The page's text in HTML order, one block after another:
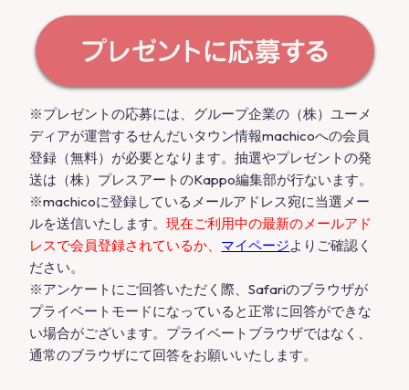
※プレゼントの応募には、グループ企業の（株）ユーメ
ディアが運営するせんだいタウン情報machicoへの会員
登録（無料）が必要となります。抽選やプレゼントの発
送は（株）プレスアートのKappo編集部が行ないます。
※machicoに登録しているメールアドレス宛に当選メー
ルを送信いたします。現在ご利用中の最新のメールアド
レスで会員登録されているか、 マイページよりご確認く
ださい。
※アンケートにご回答いただく際、Safariのブラウザが
プライベートモードになっていると正常に回答ができな
い場合がございます。プライベートブラウザではなく、
通常のブラウザにて回答をお願いいたします。